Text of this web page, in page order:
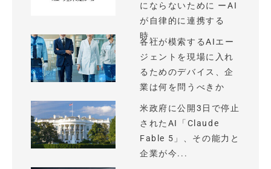
にならないために ーAI
が自律的に連携する
時...
各社が模索するAIエー
ジェントを現場に入れ
るためのデバイス、企
業は何を問うべきか
米政府に公開3日で停止
されたAI「Claude
Fable 5」、その能力と
企業が今...